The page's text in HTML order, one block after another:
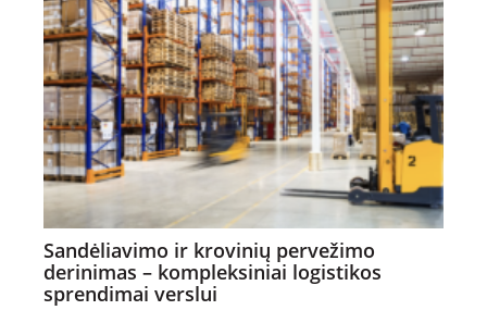
Sandėliavimo ir krovinių pervežimo
derinimas – kompleksiniai logistikos
sprendimai verslui